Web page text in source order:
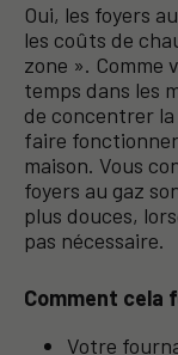
Oui, les foyers
les coûts de
zone ». Comme
temps dans les
de concentrer
faire
maison. Vous
foyers au gaz
plus douces,
pas nécessaire.
Comment cela
Votre